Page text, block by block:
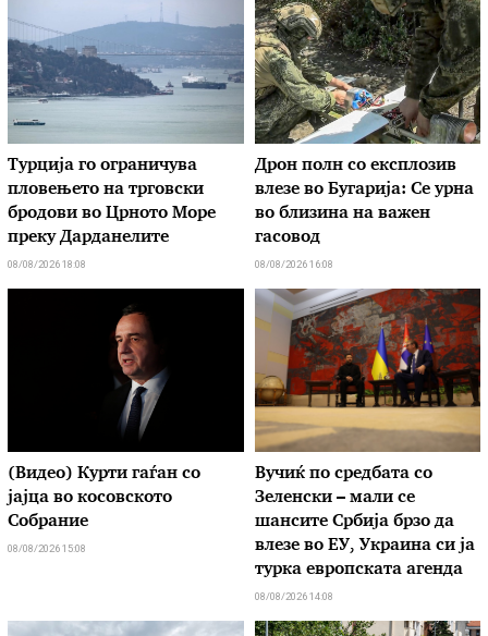
Турција го ограничува
пловењето на трговски
бродови во Црното Море
преку Дарданелите
08/08/2026 18:08
Дрон полн со експлозив
влезе во Бугарија: Се урна
во близина на важен
гасовод
08/08/2026 16:08
(Видео) Курти гаѓан со
јајца во косовското
Собрание
08/08/2026 15:08
Вучиќ по средбата со
Зеленски – мали се
шансите Србија брзо да
влезе во ЕУ, Украина си ја
турка европската агенда
08/08/2026 14:08